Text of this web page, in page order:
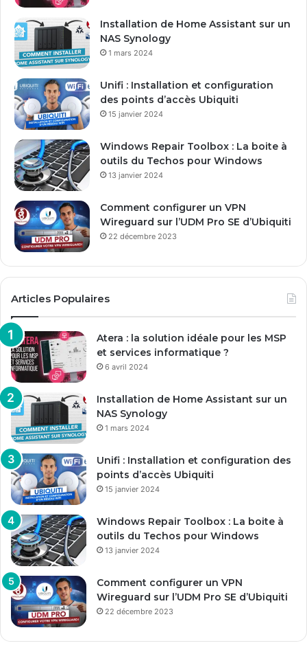
s
e
m
a
Installation de Home Assistant sur un
NAS Synology
1 mars 2024
Unifi : Installation et configuration
des points d’accès Ubiquiti
15 janvier 2024
Windows Repair Toolbox : La boite à
outils du Techos pour Windows
13 janvier 2024
Comment configurer un VPN
Wireguard sur l’UDM Pro SE d’Ubiquiti
22 décembre 2023
Articles Populaires
Atera : la solution idéale pour les MSP
et services informatique ?
6 avril 2024
Installation de Home Assistant sur un
NAS Synology
1 mars 2024
Unifi : Installation et configuration des
points d’accès Ubiquiti
15 janvier 2024
Windows Repair Toolbox : La boite à
outils du Techos pour Windows
13 janvier 2024
Comment configurer un VPN
Wireguard sur l’UDM Pro SE d’Ubiquiti
22 décembre 2023